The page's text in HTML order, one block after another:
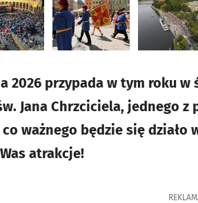
2026 przypada w tym roku w
Jana Chrzciciela, jednego
ważnego będzie się działo
atrakcje!